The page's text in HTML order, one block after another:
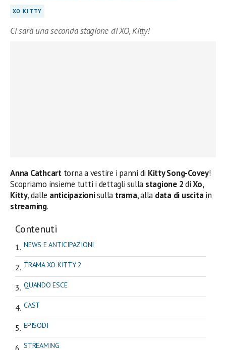
XO KITTY
Ci sarà una seconda stagione di XO, Kitty!
Anna Cathcarttorna a vestire i panni di Kitty Song-Covey!
Scopriamo insieme tutti i dettagli sulla stagione 2diXo,
Kitty, dalle anticipazionisulla trama, alla data di uscitain
streaming.
Contenuti
NEWS E ANTICIPAZIONI
TRAMA XO KITTY 2
QUANDO ESCE
CAST
EPISODI
STREAMING